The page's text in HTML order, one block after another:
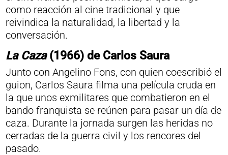
como reacción al cine tradicional y que
reivindica la naturalidad, la libertad y la
conversación.
La Caza(1966) de Carlos Saura
Junto con Angelino Fons, con quien coescribió el
guion, Carlos Saura filma una película cruda en
la que unos exmilitares que combatieron en el
bando franquista se reúnen para pasar un día de
caza. Durante la jornada surgen las heridas no
cerradas de la guerra civil y los rencores del
pasado.